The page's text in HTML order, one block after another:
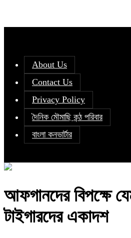
About Us
Contact Us
Privacy Policy
দৈনিক মৌমাছি কন্ঠ পরিবার
বাংলা কনভার্টার
আফগানদের বিপক্ষে
টাইগারদের একাদশ